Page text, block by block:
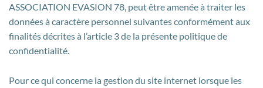
ASSOCIATION EVASION 78, peut être amenée à traiter les
données à caractère personnel suivantes conformément aux
finalités décrites à l’article 3 de la présente politique de
confidentialité.
Pour ce qui concerne la gestion du site internet lorsque les